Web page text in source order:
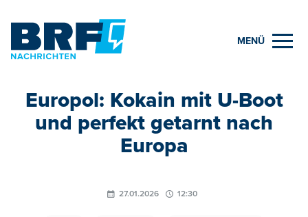
MENÜ
Europol: Kokain mit U-Boot
und perfekt getarnt nach
Europa
27.01.2026 12:30